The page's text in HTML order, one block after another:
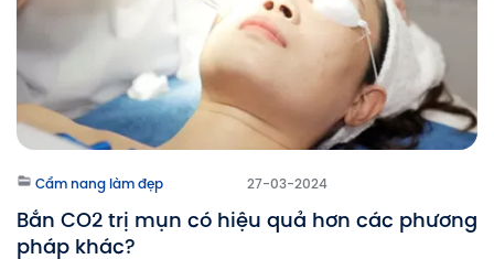
Cẩm nang làm đẹp 27-03-2024
Bắn CO2 trị mụn có hiệu quả hơn các phương
pháp khác?